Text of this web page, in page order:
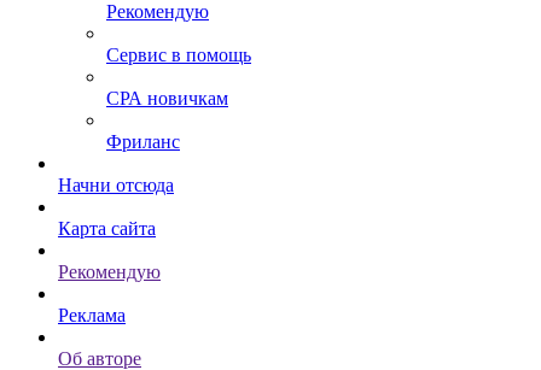
Рекомендую
Сервис в помощь
СРА новичкам
Фриланс
Начни отсюда
Карта сайта
Рекомендую
Реклама
Об авторе